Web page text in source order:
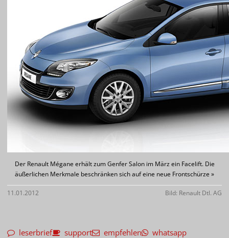
Der Renault Mégane erhält zum Genfer Salon im März ein Facelift. Die
äußerlichen Merkmale beschränken sich auf eine neue Frontschürze »
11.01.2012 Bild: Renault Dtl. AG
leserbrief support empfehlen whatsapp